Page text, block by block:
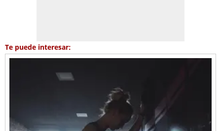
Te puede interesar: